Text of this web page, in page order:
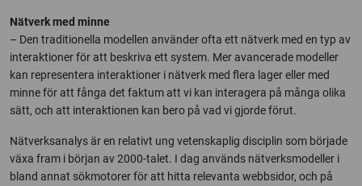
Nätverk med minne
– Den traditionella modellen använder ofta ett nätverk med en typ av
interaktioner för att beskriva ett system. Mer avancerade modeller
kan representera interaktioner i nätverk med flera lager eller med
minne för att fånga det faktum att vi kan interagera på många olika
sätt, och att interaktionen kan bero på vad vi gjorde förut.
Nätverksanalys är en relativt ung vetenskaplig disciplin som började
växa fram i början av 2000-talet. I dag används nätverksmodeller i
bland annat sökmotorer för att hitta relevanta webbsidor, och på